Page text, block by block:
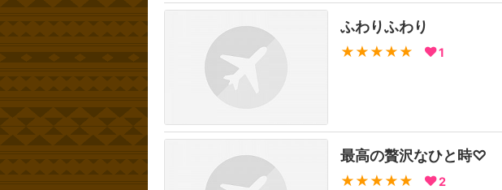
ふわりふわり
★★★★★ 1
最高の贅沢なひと時♡
★★★★★ 2